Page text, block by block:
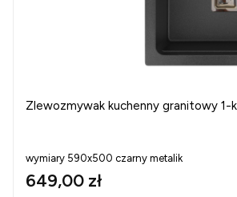
Zlewozmywak kuchenny granitowy
wymiary 590x500 czarny metalik
649,00 zł